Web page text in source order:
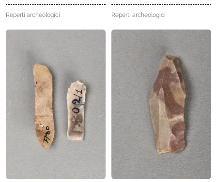
di Riviere, Balzi Rossi (IM)
Reperti archeologici
Reperti archeologici